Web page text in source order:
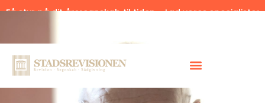
Få styr på dit årsregnskab til tiden – Lad vores specialister